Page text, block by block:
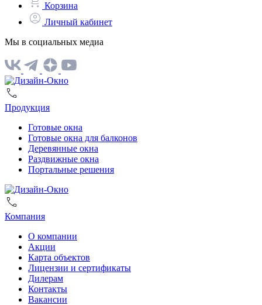
Корзина
Личный кабинет
Мы в социальных медиа
Продукция
Готовые окна
Готовые окна для балконов
Деревянные окна
Раздвижные окна
Портальные решения
Компания
О компании
Акции
Карта объектов
Лицензии и сертификаты
Дилерам
Контакты
Вакансии